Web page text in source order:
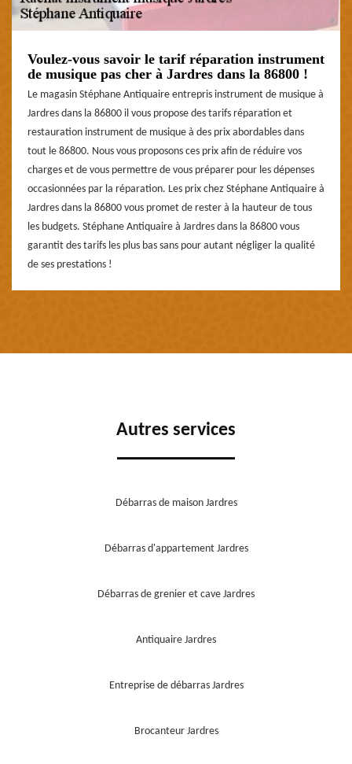
Voulez-vous savoir le tarif réparation instrument
de musique pas cher à Jardres dans la 86800 !
Le magasin Stéphane Antiquaire entrepris instrument de musique à
Jardres dans la 86800 il vous propose des tarifs réparation et
restauration instrument de musique à des prix abordables dans
tout le 86800. Nous vous proposons ces prix afin de réduire vos
charges et de vous permettre de vous préparer pour les dépenses
occasionnées par la réparation. Les prix chez Stéphane Antiquaire à
Jardres dans la 86800 vous promet de rester à la hauteur de tous
les budgets. Stéphane Antiquaire à Jardres dans la 86800 vous
garantit des tarifs les plus bas sans pour autant négliger la qualité
de ses prestations !
Autres services
Débarras de maison Jardres
Débarras d'appartement Jardres
Débarras de grenier et cave Jardres
Antiquaire Jardres
Entreprise de débarras Jardres
Brocanteur Jardres